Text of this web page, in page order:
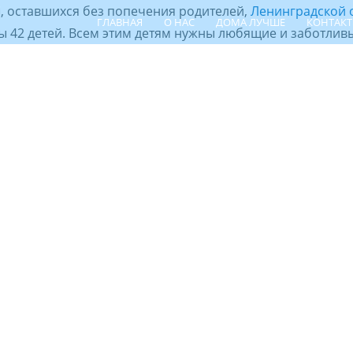
ГЛАВНАЯ О НАС ДОМА ЛУЧШЕ
без попечения родителей, Ленинградской
детей. Всем этим детям нужны любящие и